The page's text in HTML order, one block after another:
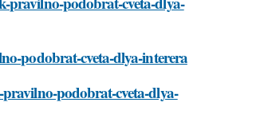
podobrat-cveta-dlya-interera
podobrat-cveta-dlya-